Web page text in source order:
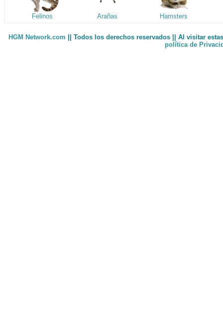
Felinos Arañas Hamsters
HGM Network.com || Todos los derechos reservados || Al visitar
política de